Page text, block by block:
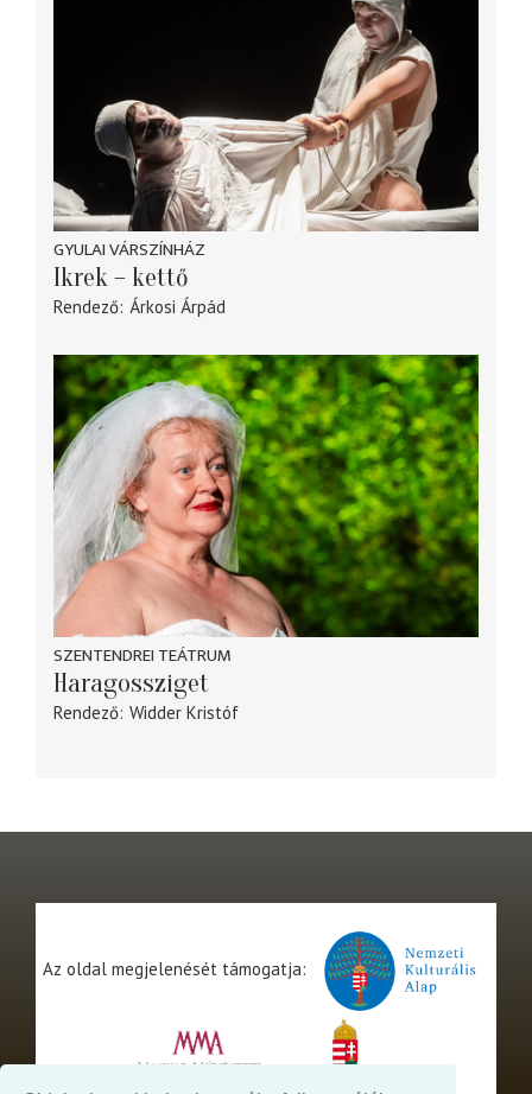
GYULAI VÁRSZÍNHÁZ
Ikrek – kettő
Rendező Árkosi Árpád
SZENTENDREI TEÁTRUM
Haragossziget
Rendező Widder Kristóf
Az oldal megjelenését támogatja: